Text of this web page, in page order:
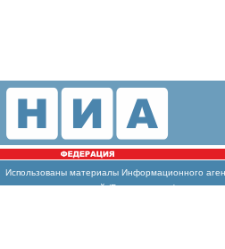
Использованы материалы Информационного
массовых коммуникаций (Роскомнадзор)